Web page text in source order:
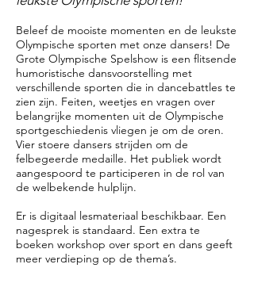
Beleef de mooiste momenten en de leukste
Olympische sporten met onze dansers! De
Grote Olympische Spelshow is een flitsende
humoristische dansvoorstelling met
verschillende sporten die in dancebattles te
zien zijn. Feiten, weetjes en vragen over
belangrijke momenten uit de Olympische
sportgeschiedenis vliegen je om de oren.
Vier stoere dansers strijden om de
felbegeerde medaille. Het publiek wordt
aangespoord te participeren in de rol van
de welbekende hulplijn.
Er is digitaal lesmateriaal beschikbaar. Een
nagesprek is standaard. Een extra te
boeken workshop over sport en dans geeft
meer verdieping op de thema’s.